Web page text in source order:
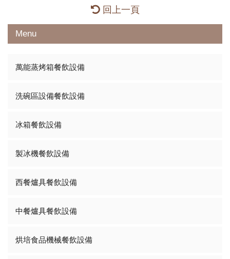
回上一頁
Menu
萬能蒸烤箱餐飲設備
洗碗區設備餐飲設備
冰箱餐飲設備
製冰機餐飲設備
西餐爐具餐飲設備
中餐爐具餐飲設備
烘培食品機械餐飲設備